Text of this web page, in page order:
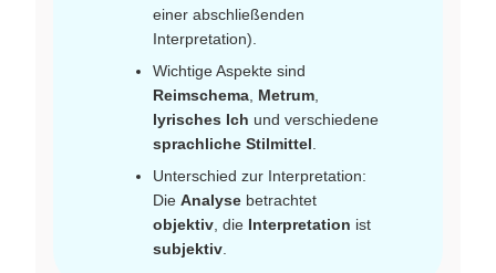
einer abschließenden
Interpretation).
Wichtige Aspekte sind
Reimschema Metrum
lyrisches Ich und verschiedene
sprachliche Stilmittel
Unterschied zur Interpretation:
Die Analyse betrachtet
objektiv , die Interpretation ist
subjektiv